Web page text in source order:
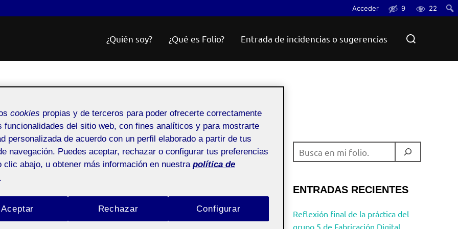
Acceder 9
22
¿Quién soy? ¿Qué es Folio? Entrada de incidencias o sugerencias
Buscar:
Últimas entradas
desactivados
BUSCAR
ENTRADAS RECIENTES
Reflexión final de la práctica del
grupo 5 de Fabricación Digital
cookies propias y de terceros para poder ofrecerte correctamente
funcionalidades del sitio web, con fines analíticos y para mostrarte
personalizada de acuerdo con un perfil elaborado a partir de tus
navegación. Puedes aceptar, rechazar o configurar tus preferencias
clic abajo, u obtener más información en nuestra política de
Rechazar
Aceptar Configurar